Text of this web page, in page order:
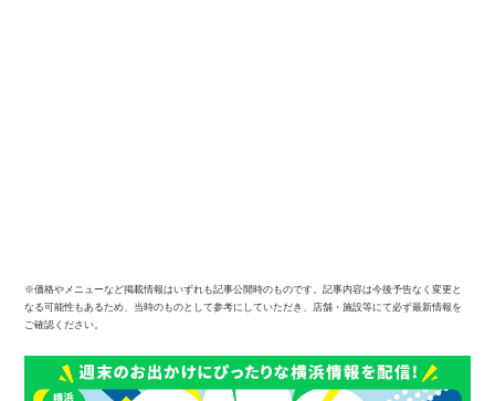
※価格やメニューなど掲載情報はいずれも記事公開時のものです。記事内容は今後予告なく変更と
なる可能性もあるため、当時のものとして参考にしていただき、店舗・施設等にて必ず最新情報を
ご確認ください。